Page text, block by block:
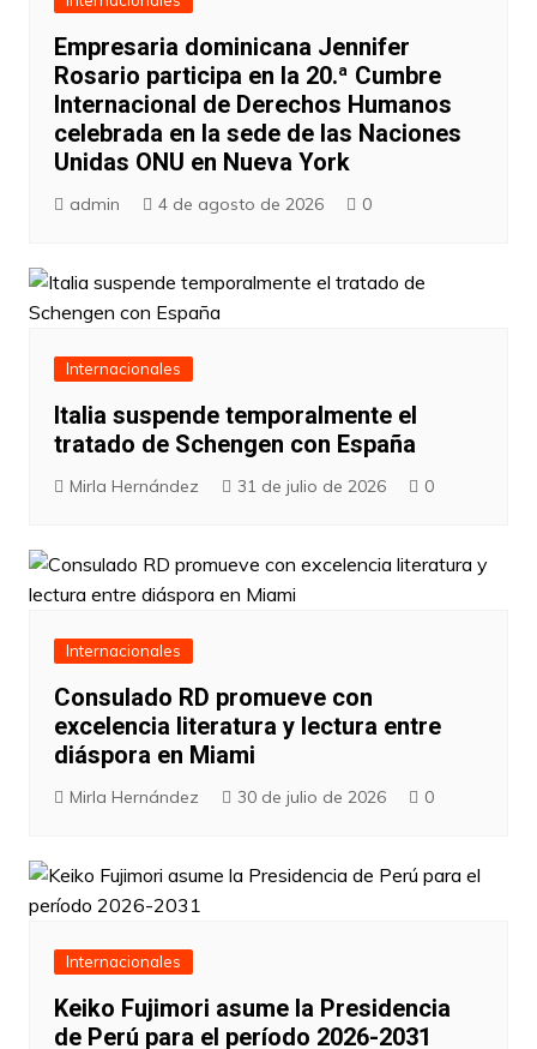
Empresaria dominicana Jennifer
Rosario participa en la 20.ª Cumbre
Internacional de Derechos Humanos
celebrada en la sede de las Naciones
Unidas ONU en Nueva York
admin 4 de agosto de 2026 0
Internacionales
Italia suspende temporalmente el
tratado de Schengen con España
Mirla Hernández 31 de julio de 2026 0
Internacionales
Consulado RD promueve con
excelencia literatura y lectura entre
diáspora en Miami
Mirla Hernández 30 de julio de 2026 0
Internacionales
Keiko Fujimori asume la Presidencia
de Perú para el período 2026-2031